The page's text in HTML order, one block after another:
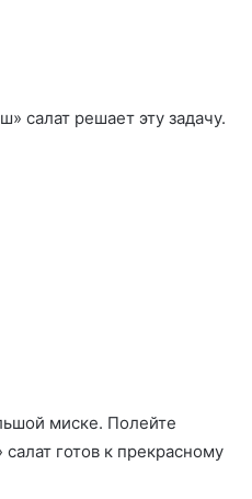
салат решает эту задачу.
миске. Полейте
готов к прекрасному
быстрые и вкусные
близких вкуснотищей!